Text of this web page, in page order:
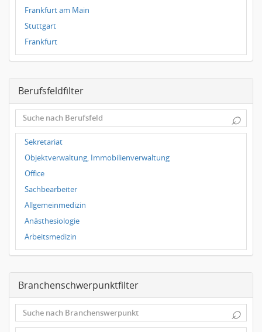
Frankfurt am Main
Stuttgart
Frankfurt
Dresden
Leipzig
Dortmund
Wuppertal
Hallbergmoos
Würzburg
Grünwald
Ulm
Bielefeld
Hannover
Duisburg
Berufsfeldfilter
⌕
Sekretariat
Objektverwaltung, Immobilienverwaltung
Office
Sachbearbeiter
Allgemeinmedizin
Anästhesiologie
Arbeitsmedizin
Augenheilkunde
Frauenheilkunde, Geburtshilfe
Hals-Nasen-Ohrenheilkunde
Hautkrankheiten, Geschlechtskrankheiten
Branchenschwerpunktfilter
⌕